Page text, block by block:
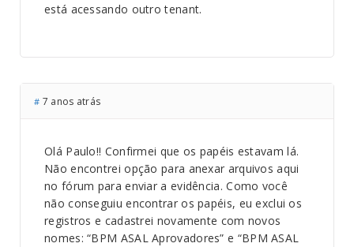
está acessando outro tenant.
# 7 anos atrás
Olá Paulo!! Confirmei que os papéis estavam lá.
Não encontrei opção para anexar arquivos aqui
no fórum para enviar a evidência. Como você
não conseguiu encontrar os papéis, eu exclui os
registros e cadastrei novamente com novos
nomes: “BPM ASAL Aprovadores” e “BPM ASAL